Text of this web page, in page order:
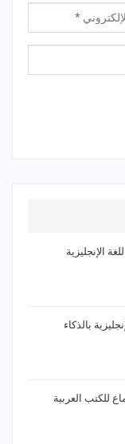
الإنجليزية
بالذكاء
للكتب العربية